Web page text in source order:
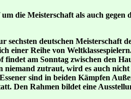
die Meisterschaft als auch gegen
sechsten deutschen Meisterschaft
einer Reihe von
am Sonntag zwischen den
zutraut, wird es auch
sind in beiden Kämpfen
Den Rahmen bildet eine